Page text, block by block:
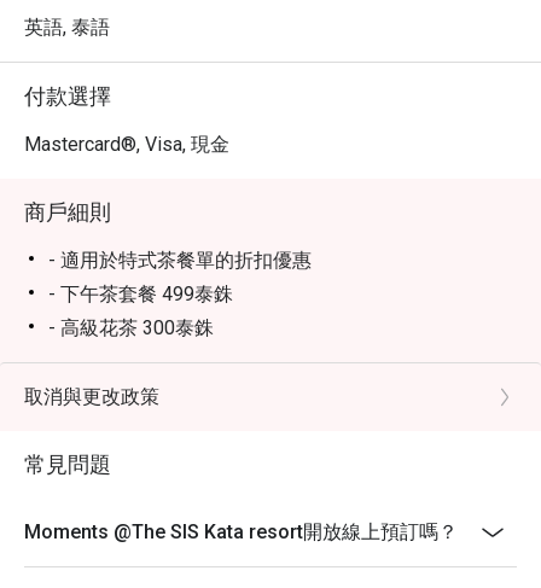
英語, 泰語
付款選擇
Mastercard®, Visa, 現金
商戶細則
- 適用於特式茶餐單的折扣優惠
- 下午茶套餐 499泰銖
- 高級花茶 300泰銖
- 夏日甜點 250泰銖
- 香草波本椰子 250泰銖
- 餐廳不允許12歲以下的兒童進入。
取消與更改政策
常見問題
Moments @The SIS Kata resort開放線上預訂嗎？